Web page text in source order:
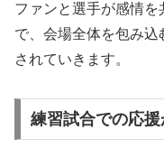
ファンと選手が感情を
で、会場全体を包み
されていきます。
練習試合での応